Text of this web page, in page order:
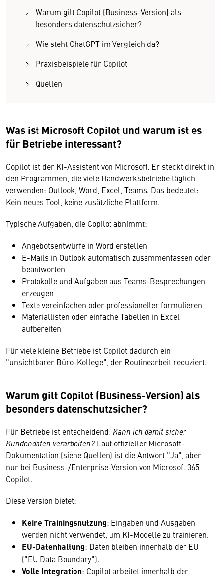
Warum gilt Copilot (Business-Version) als
besonders datenschutzsicher?
Wie steht ChatGPT im Vergleich da?
Praxisbeispiele für Copilot
Quellen
Was ist Microsoft Copilot und warum ist es
für Betriebe interessant?
Copilot ist der KI-Assistent von Microsoft. Er steckt direkt in
den Programmen, die viele Handwerksbetriebe täglich
verwenden: Outlook, Word, Excel, Teams. Das bedeutet:
Kein neues Tool, keine zusätzliche Plattform.
Typische Aufgaben, die Copilot abnimmt:
Angebotsentwürfe in Word erstellen
E-Mails in Outlook automatisch zusammenfassen oder
beantworten
Protokolle und Aufgaben aus Teams-Besprechungen
erzeugen
Texte vereinfachen oder professioneller formulieren
Materiallisten oder einfache Tabellen in Excel
aufbereiten
Für viele kleine Betriebe ist Copilot dadurch ein
"unsichtbarer Büro-Kollege", der Routinearbeit reduziert.
Warum gilt Copilot (Business-Version) als
besonders datenschutzsicher?
Für Betriebe ist entscheidend: Kann ich damit sicher
Kundendaten verarbeiten? Laut offizieller Microsoft-
Dokumentation (siehe Quellen) ist die Antwort "Ja", aber
nur bei Business-/Enterprise-Version von Microsoft 365
Copilot.
Diese Version bietet:
Keine Trainingsnutzung: Eingaben und Ausgaben
werden nicht verwendet, um KI-Modelle zu trainieren.
EU-Datenhaltung: Daten bleiben innerhalb der EU
("EU Data Boundary").
Volle Integration: Copilot arbeitet innerhalb der